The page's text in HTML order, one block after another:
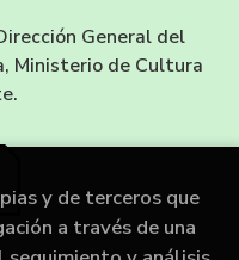
General del
Ministerio de Cultura
y de terceros que
a través de una